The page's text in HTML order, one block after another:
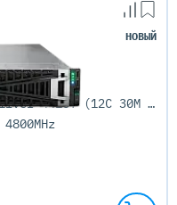
НОВЫЙ
1x Intel Xeon Silver 4410Y (12C 30M Cache 2.00 GHz)
4800MHz